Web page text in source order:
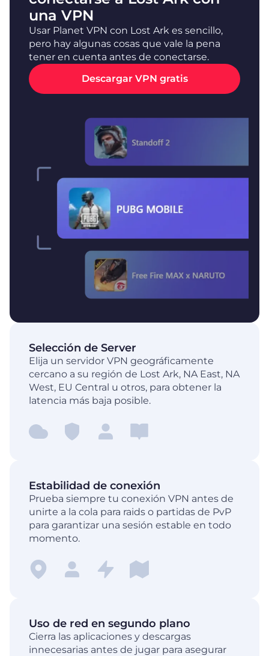
una VPN
Usar Planet VPN con Lost Ark es sencillo,
pero hay algunas cosas que vale la pena
tener en cuenta antes de conectarse.
Descargar VPN gratis
Selección de Server
Elija un servidor VPN geográficamente
cercano a su región de Lost Ark, NA East, NA
West, EU Central u otros, para obtener la
latencia más baja posible.
Estabilidad de conexión
Prueba siempre tu conexión VPN antes de
unirte a la cola para raids o partidas de PvP
para garantizar una sesión estable en todo
momento.
Uso de red en segundo plano
Cierra las aplicaciones y descargas
innecesarias antes de jugar para asegurar